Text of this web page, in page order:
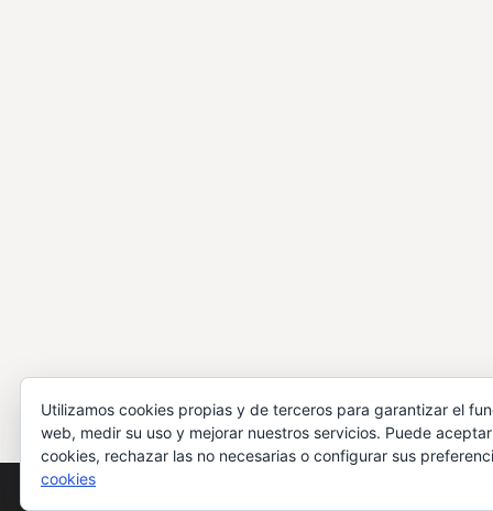
Puedes aprender más sobre qué cookies utilizamos o
Utilizamos cookies propias y de terceros para garantizar el
web, medir su uso y mejorar nuestros servicios. Puede
cookies, rechazar las no necesarias o configurar sus
cookies